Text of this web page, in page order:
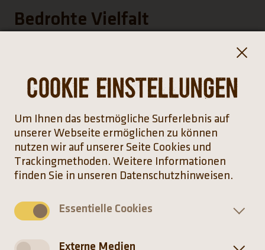
Bedrohte Vielfalt
nicht über das Washingtoner
Artenschutzabkommen CITES geregelt.
Cookie Einstellungen
Um Ihnen das bestmögliche Surferlebnis auf
unserer Webseite ermöglichen zu können
nutzen wir auf unserer Seite Cookies und
Trackingmethoden. Weitere Informationen
finden Sie in unseren Datenschutzhinweisen.
Essentielle Cookies
Externe Medien